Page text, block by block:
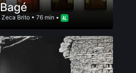
Zeca Brito • 76 min •